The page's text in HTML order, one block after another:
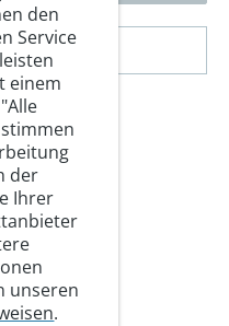
den
Service
einem
der
Ihrer
unseren
.